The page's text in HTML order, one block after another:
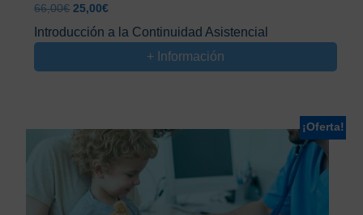
66,00€ El
precio
original
66,00€.
25,00€El
actual
25,00€.
Introducción a la Continuidad Asistencial
+ Información
¡Oferta!